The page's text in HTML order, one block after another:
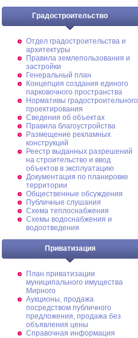
Градостроительство
Отдел градостроительства и
архитектуры
Правила землепользования и
застройки
Генеральный план
Концепция создания единого
парковочного пространства
Нормативы градостроительного
проектирования
Сведения об объектах
Правила благоустройства
Размещение рекламных
конструкций
Реестр выданных разрешений
на строительство и ввод
объектов в эксплуатацию
Документация по планировке
территории
Общественные обсуждения
Публичные слушания
Схема теплоснабжения
Схемы водоснабжения и
водоотведения
Приватизация
План приватизации
муниципального имущества
Мирного
Аукционы, продажа
посредством публичного
предложения, продажа без
объявления цены
Справочная информация